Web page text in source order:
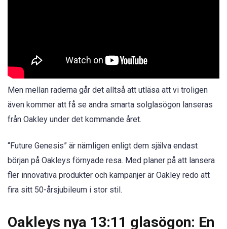
Men mellan raderna går det alltså att utläsa att vi troligen
även kommer att få se andra smarta solglasögon lanseras
från Oakley under det kommande året.
“Future Genesis” är nämligen enligt dem själva endast
början på Oakleys förnyade resa. Med planer på att lansera
fler innovativa produkter och kampanjer är Oakley redo att
fira sitt 50-årsjubileum i stor stil.
Oakleys nya 13:11 glasögon: En